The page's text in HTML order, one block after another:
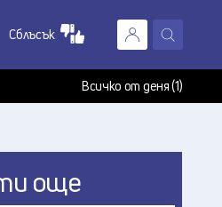
Сблъсък
Всичко от деня (1)
още